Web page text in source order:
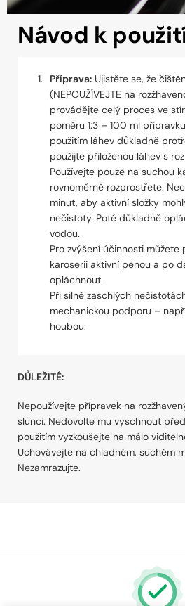
Návod k
Příprava: Ujistěte se, že
(NEPOUŽÍVEJTE na
provádějte celý proces ve
poměru 1:3 – 100 ml
použitím láhev důkladně
použijte přiloženou láhev s
Používejte pouze na suchou
rovnoměrně rozprostřete.
minut, aby aktivní složky
nečistoty. Poté důkladně
vodou.
Pro zvýšení účinnosti
karoserii aktivní pěnou a po
opláchnout.
Při silně zaschlých
mechanickou podporu –
houbou.
DŮLEŽITÉ:
Nepoužívejte přípravek na
slunci. Nedovolte mu vyschnout
použitím vyzkoušejte na málo
Uchovávejte na chladném, suchém
Nezamrazujte.